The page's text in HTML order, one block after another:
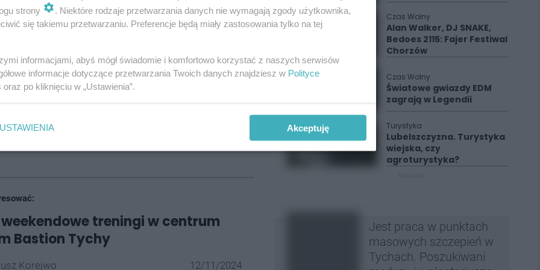
zdobyła złoty medal; jak podaje branżowy
starciu w klatce 19-letnia tyszanka
Amy Scully. Obie zawodniczki spotkały się już
- wówczas górą była Polka. Tym razem jednak
na pełnym dystansie trzech rund, po których
starło się blisko pięciuset fighterów i fighterek z
treningi w centrum
Bastion Tychy
Korejwo 12/11/2024
Czas Wolny
Alan Walker, DJ SNAKE,
Bedoes 2115: Fajer Festiwal
Chorzów
Czas Wolny
Światowe gwiazdy EDM
zagrają w Legendii
Turystyka
Lubelszczyzna. Turystyka
wiejska, czy
agroturystyka?
Jest praca w punktach
masowych szczepień w
Tychach. Poszukiwani
strony
. Niektóre rodzaje przetwarzania danych nie wymagają zgody użytkownika,
się takiemu przetwarzaniu. Preferencje będą miały zastosowania tylko na tej
informacjami, abyś mógł świadomie i komfortowo korzystać z naszych serwisów
informacje dotyczące przetwarzania Twoich danych znajdziesz w Polityce
oraz po kliknięciu w „Ustawienia”.
USTAWIENIA Akceptuję